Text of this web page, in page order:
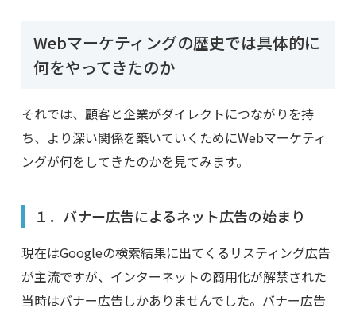
Webマーケティングの歴史では具体的に
何をやってきたのか
それでは、顧客と企業がダイレクトにつながりを持
ち、より深い関係を築いていくためにWebマーケティ
ングが何をしてきたのかを見てみます。
１．バナー広告によるネット広告の始まり
現在はGoogleの検索結果に出てくるリスティング広告
が主流ですが、インターネットの商用化が解禁された
当時はバナー広告しかありませんでした。バナー広告